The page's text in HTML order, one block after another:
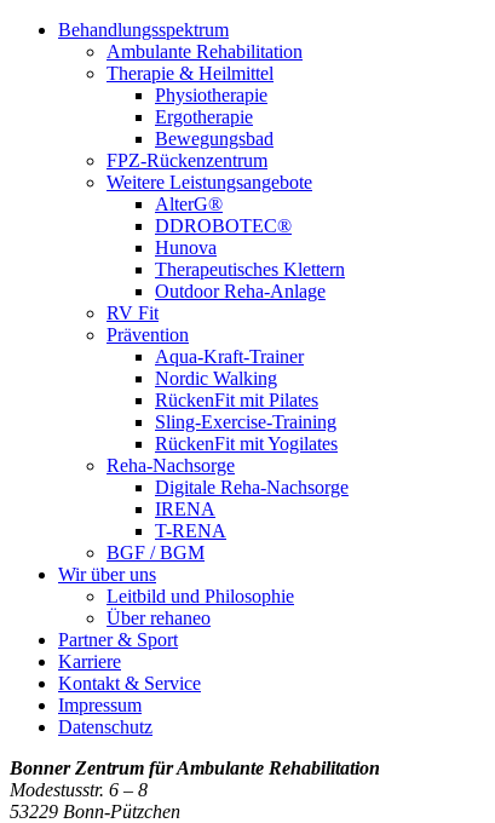
Behandlungsspektrum
Ambulante Rehabilitation
Therapie & Heilmittel
Physiotherapie
Ergotherapie
Bewegungsbad
FPZ-Rückenzentrum
Weitere Leistungsangebote
AlterG®
DDROBOTEC®
Hunova
Therapeutisches Klettern
Outdoor Reha-Anlage
RV Fit
Prävention
Aqua-Kraft-Trainer
Nordic Walking
RückenFit mit Pilates
Sling-Exercise-Training
RückenFit mit Yogilates
Reha-Nachsorge
Digitale Reha-Nachsorge
IRENA
T-RENA
BGF / BGM
Wir über uns
Leitbild und Philosophie
Über rehaneo
Partner & Sport
Karriere
Kontakt & Service
Impressum
Datenschutz
Bonner Zentrum für Ambulante Rehabilitation
Modestusstr. 6 – 8
53229 Bonn-Pützchen